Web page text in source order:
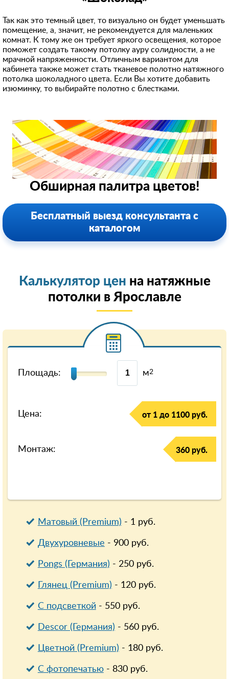
Так как это темный цвет, то визуально он будет уменьшать
помещение, а, значит, не рекомендуется для маленьких
комнат. К тому же он требует яркого освещения, которое
поможет создать такому потолку ауру солидности, а не
мрачной напряженности. Отличным вариантом для
кабинета также может стать тканевое полотно натяжного
потолка шоколадного цвета. Если Вы хотите добавить
изюминку, то выбирайте полотно с блестками.
Обширная палитра цветов!
Бесплатный выезд консультанта с
каталогом
Калькулятор цен на натяжные
потолки в Ярославле
Площадь: м2
Цена: от 1 до 1100 руб.
Монтаж: 360 руб.
Матовый (Premium) - 1руб.
Двухуровневые - 900руб.
Pongs (Германия) - 250руб.
Глянец (Premium) - 120руб.
С подсветкой- 550руб.
Descor (Германия) - 560руб.
Цветной (Premium) - 180руб.
С фотопечатью- 830руб.